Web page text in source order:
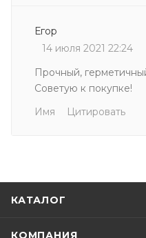
Егор
14 июля 2021 22:24
Прочный,
Советую к покупке!
Имя
Цитировать
КАТАЛОГ
КОМПАНИЯ